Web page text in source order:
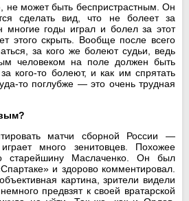
может быть беспристрастным. Он
сделать вид, что не болеет за
многие годы играл и болел за этот
этого скрыть. Вообще после всего
за кого же болеют судьи, ведь
человеком на поле должен быть
кого-то болеют, и как им спрятать
то поглубже — это очень трудная
матчи сборной России —
много зенитовцев. Похожее
старейшину Маслаченко. Он был
и здорово комментировал.
картина, зрители видели
предвзят к своей вратарской